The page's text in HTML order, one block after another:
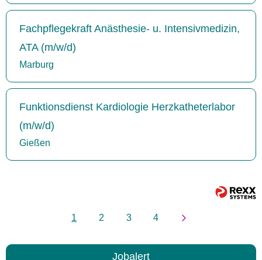
Fachpflegekraft Anästhesie- u. Intensivmedizin,
ATA (m/w/d)
Marburg
Funktionsdienst Kardiologie Herzkatheterlabor
(m/w/d)
Gießen
1 2 3 4
Jobalert